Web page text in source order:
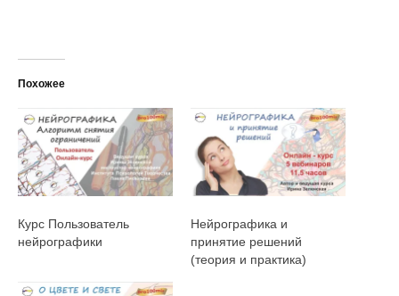
Похожее
Курс Пользователь
нейрографики
Нейрографика и
принятие решений
(теория и практика)